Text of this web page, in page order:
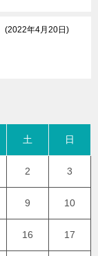
2022年4月20日
土 日
2 3
9 10
16 17